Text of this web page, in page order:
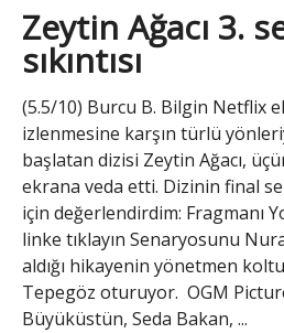
Zeytin Ağacı 3.
sıkıntısı
(5.5/10) Burcu B. Bilgin Netflix
izlenmesine karşın türlü
başlatan dizisi Zeytin Ağacı,
ekrana veda etti. Dizinin final
için değerlendirdim: Fragmanı
linke tıklayın Senaryosunu
aldığı hikayenin yönetmen
Tepegöz oturuyor. OGM
Büyüküstün, Seda Bakan, ...